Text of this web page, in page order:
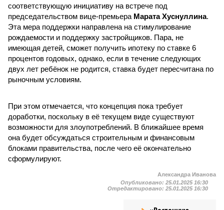
соответствующую инициативу на встрече под
председательством вице-премьера Марата Хуснуллина.
Эта мера поддержки направлена на стимулирование
рождаемости и поддержку застройщиков. Пара, не
имеющая детей, сможет получить ипотеку по ставке 6
процентов годовых, однако, если в течение следующих
двух лет ребёнок не родится, ставка будет пересчитана по
рыночным условиям.
При этом отмечается, что концепция пока требует
доработки, поскольку в её текущем виде существуют
возможности для злоупотреблений. В ближайшее время
она будет обсуждаться строительным и финансовым
блоками правительства, после чего её окончательно
сформулируют.
Александра Иванова
Опубликовано: 25.01.2025 16:30
Отредактировано: 25.01.2025 16:30